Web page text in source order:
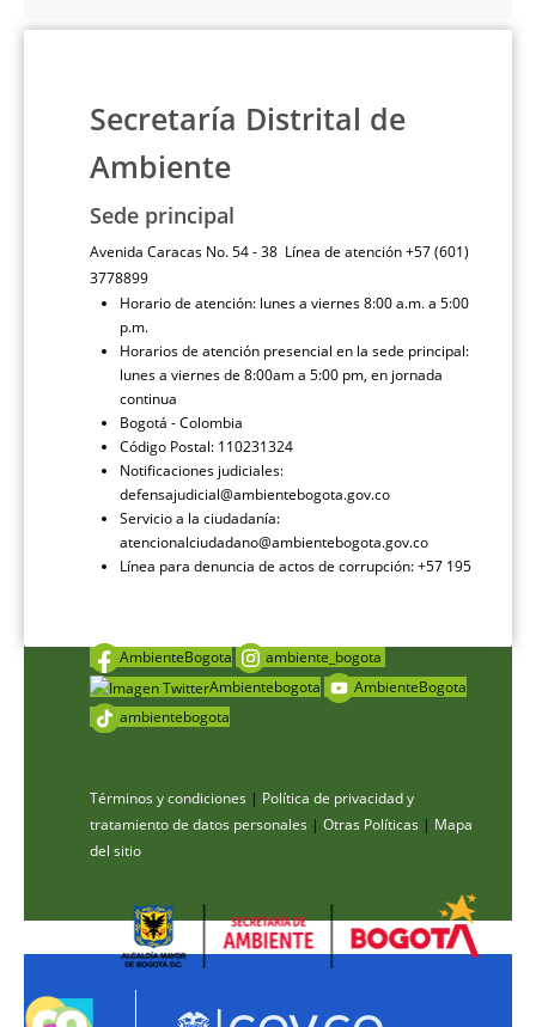
Secretaría Distrital de
Ambiente
Sede principal
Avenida Caracas No. 54 - 38 Línea de atención +57 (601)
3778899
Horario de atención: lunes a viernes 8:00 a.m. a 5:00
p.m.
Horarios de atención presencial en la sede principal:
lunes a viernes de 8:00am a 5:00 pm, en jornada
continua
Bogotá - Colombia
Código Postal: 110231324
Notificaciones judiciales:
defensajudicial@ambientebogota.gov.co
Servicio a la ciudadanía:
atencionalciudadano@ambientebogota.gov.co
Línea para denuncia de actos de corrupción: +57 195
AmbienteBogota
ambiente_bogota
Ambientebogota
AmbienteBogota
ambientebogota
Términos y condiciones | Política de privacidad y
tratamiento de datos personales | Otras Políticas | Mapa
del sitio